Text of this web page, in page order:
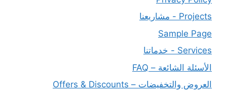
Projects - مشاريعنا
Sample Page
Services - خدماتنا
الأسئلة الشائعة – FAQ
العروض والتخفيضات – Offers & Discounts